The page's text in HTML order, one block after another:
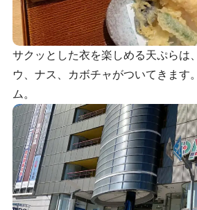
サクッとした衣を楽しめる天ぷらは
ウ、ナス、カボチャがついてきます
ム。